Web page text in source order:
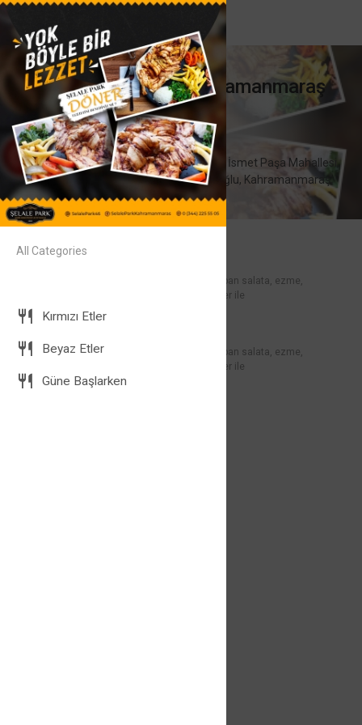
All Categories
Kırmızı Etler
Beyaz Etler
Güne Başlarken
Şelalapark |Kahramanmaraş
Muhabbetin Durağı
08:30-24:00
Şelale Park Çay Bahçesi, İsmet Paşa Mahallesi,
Kahramanmaraş, Dulkadiroğlu, Kahramanmaraş,
Akdeniz Bölgesi, Türkiye
Adana Kebap
Soğan salatası, babagannuş, çoban salata, ezme,
közlenmiş soğan, közlenmiş biber ile
Kuşbaşı Şiş
Soğan salatası, babagannuş, çoban salata, ezme,
közlenmiş soğan, közlenmiş biber ile